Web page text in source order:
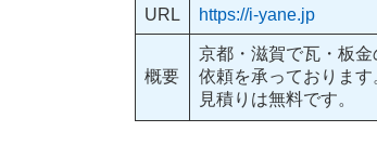
URL https://i-yane.jp
概要
京都・滋賀で瓦・板
依頼を承っておりま
見積りは無料です。